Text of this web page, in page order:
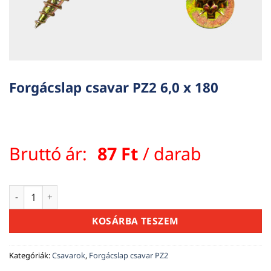
Forgácslap csavar PZ2 6,0 x 180
Bruttó ár: 87 Ft / darab
Forgácslap csavar PZ2 6,0 x 180 mennyiség
KOSÁRBA TESZEM
Kategóriák:Csavarok, Forgácslap csavar PZ2